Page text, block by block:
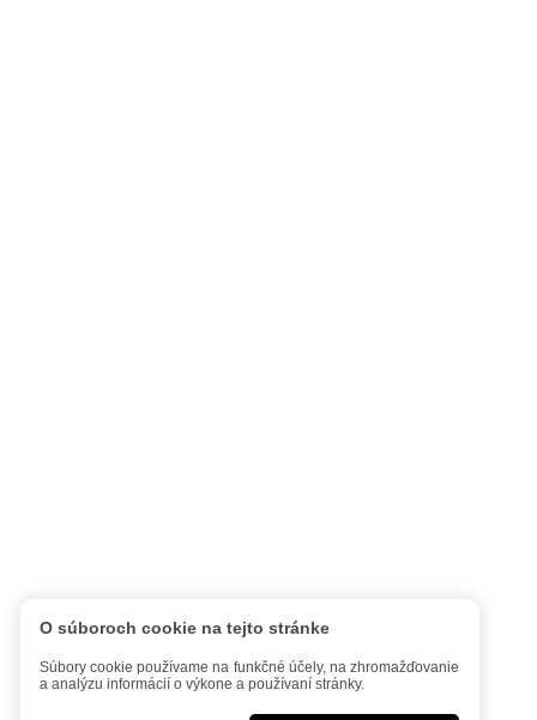
O súboroch cookie na tejto stránke
Súbory cookie používame na funkčné účely, na zhromažďovanie
a analýzu informácií o výkone a používaní stránky.